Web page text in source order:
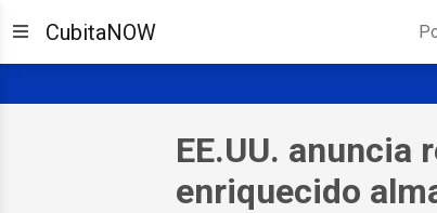
CubitaNOW
EE.UU.
enriquecido